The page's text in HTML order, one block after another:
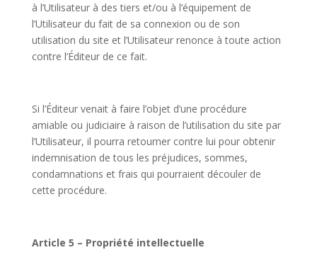
à l’Utilisateur à des tiers et/ou à l’équipement de
l’Utilisateur du fait de sa connexion ou de son
utilisation du site et l’Utilisateur renonce à toute action
contre l’Éditeur de ce fait.
Si l’Éditeur venait à faire l’objet d’une procédure
amiable ou judiciaire à raison de l’utilisation du site par
l’Utilisateur, il pourra retourner contre lui pour obtenir
indemnisation de tous les préjudices, sommes,
condamnations et frais qui pourraient découler de
cette procédure.
Article 5 – Propriété intellectuelle